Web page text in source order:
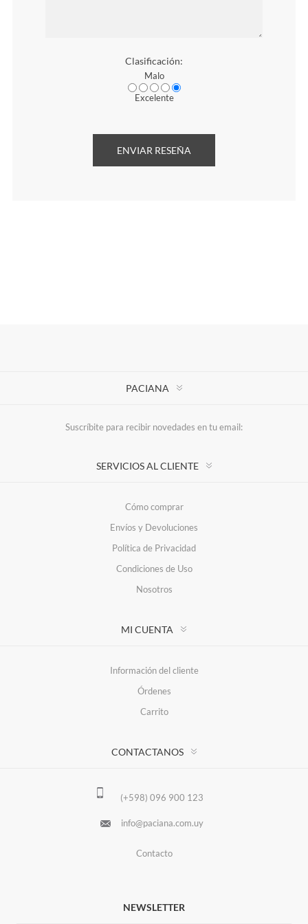
Clasificación:
Malo
Excelente
PACIANA
Suscríbite para recibir novedades en tu email:
SERVICIOS AL CLIENTE
Cómo comprar
Envíos y Devoluciones
Política de Privacidad
Condiciones de Uso
Nosotros
MI CUENTA
Información del cliente
Órdenes
Carrito
CONTACTANOS
(+598) 096 900 123
info@paciana.com.uy
Contacto
NEWSLETTER